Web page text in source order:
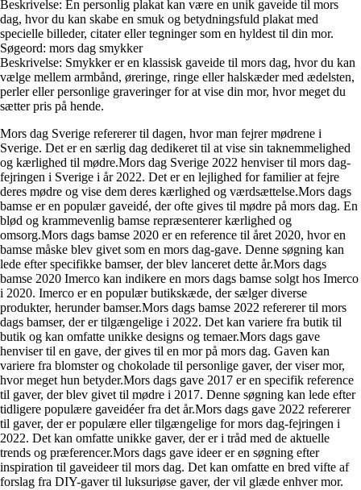
Beskrivelse: En personlig plakat kan være en unik gaveide til mors
dag, hvor du kan skabe en smuk og betydningsfuld plakat med
specielle billeder, citater eller tegninger som en hyldest til din mor.
Søgeord: mors dag smykker
Beskrivelse: Smykker er en klassisk gaveide til mors dag, hvor du kan
vælge mellem armbånd, øreringe, ringe eller halskæder med ædelsten,
perler eller personlige graveringer for at vise din mor, hvor meget du
sætter pris på hende.
Mors dag Sverige refererer til dagen, hvor man fejrer mødrene i
Sverige. Det er en særlig dag dedikeret til at vise sin taknemmelighed
og kærlighed til mødre.Mors dag Sverige 2022 henviser til mors dag-
fejringen i Sverige i år 2022. Det er en lejlighed for familier at fejre
deres mødre og vise dem deres kærlighed og værdsættelse.Mors dags
bamse er en populær gaveidé, der ofte gives til mødre på mors dag. En
blød og krammevenlig bamse repræsenterer kærlighed og
omsorg.Mors dags bamse 2020 er en reference til året 2020, hvor en
bamse måske blev givet som en mors dag-gave. Denne søgning kan
lede efter specifikke bamser, der blev lanceret dette år.Mors dags
bamse 2020 Imerco kan indikere en mors dags bamse solgt hos Imerco
i 2020. Imerco er en populær butikskæde, der sælger diverse
produkter, herunder bamser.Mors dags bamse 2022 refererer til mors
dags bamser, der er tilgængelige i 2022. Det kan variere fra butik til
butik og kan omfatte unikke designs og temaer.Mors dags gave
henviser til en gave, der gives til en mor på mors dag. Gaven kan
variere fra blomster og chokolade til personlige gaver, der viser mor,
hvor meget hun betyder.Mors dags gave 2017 er en specifik reference
til gaver, der blev givet til mødre i 2017. Denne søgning kan lede efter
tidligere populære gaveidéer fra det år.Mors dags gave 2022 refererer
til gaver, der er populære eller tilgængelige for mors dag-fejringen i
2022. Det kan omfatte unikke gaver, der er i tråd med de aktuelle
trends og præferencer.Mors dags gave ideer er en søgning efter
inspiration til gaveideer til mors dag. Det kan omfatte en bred vifte af
forslag fra DIY-gaver til luksuriøse gaver, der vil glæde enhver mor.